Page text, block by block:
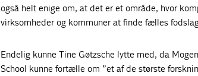
også helt enige om, at det er et område, hvor
virksomheder og kommuner at finde fælles
Endelig kunne Tine Gøtzsche lytte med, da
School kunne fortælle om ”et af de største